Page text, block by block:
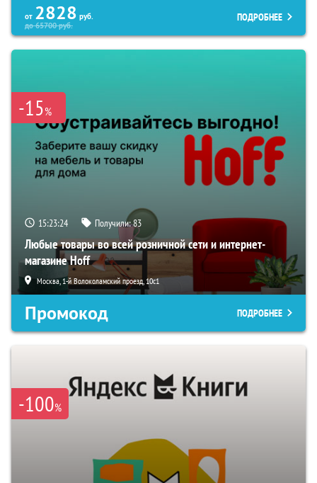
от 2828 руб.
до65700руб.
ПОДРОБНЕЕ
-15%
15:23:23 Получили:83
Любые товары во всей розничной сети и интернет-
магазине Hoff
Москва, 1-й Волоколамский проезд, 10с1
Промокод ПОДРОБНЕЕ
-100%